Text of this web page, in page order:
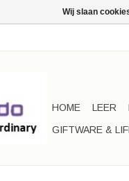
HOME LEER
GIFTWARE &
Wij slaan